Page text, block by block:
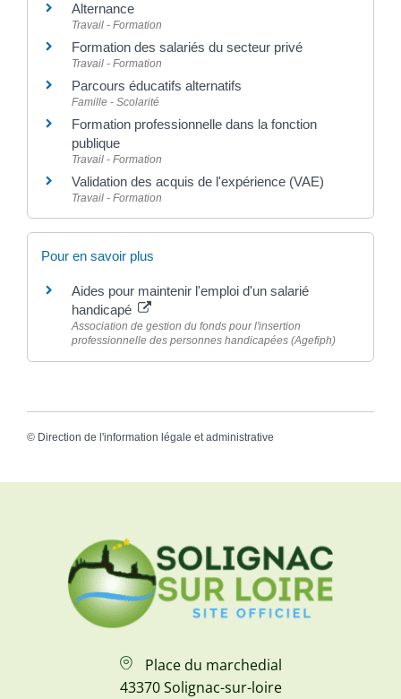
Alternance
Travail - Formation
Formation des salariés du secteur privé
Travail - Formation
Parcours éducatifs alternatifs
Famille - Scolarité
Formation professionnelle dans la fonction
publique
Travail - Formation
Validation des acquis de l'expérience (VAE)
Travail - Formation
Pour en savoir plus
Aides pour maintenir l'emploi d'un salarié
handicapé
Association de gestion du fonds pour l'insertion
professionnelle des personnes handicapées (Agefiph)
© Direction de l'information légale et administrative
Place du marchedial
43370 Solignac-sur-loire